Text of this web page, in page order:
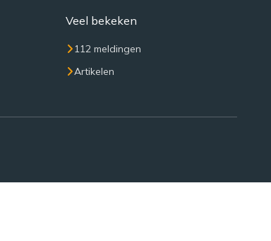
Veel bekeken
112 meldingen
Artikelen